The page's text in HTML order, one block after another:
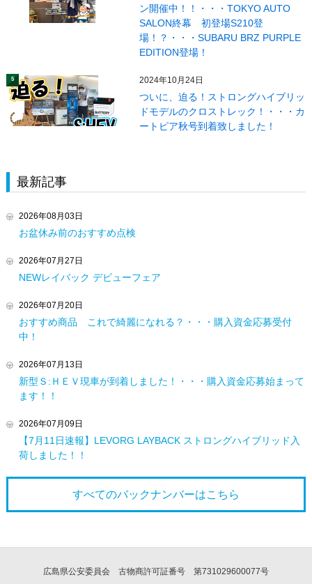
ン開催中！！・・・TOKYO AUTO
SALON終幕 初登場S210登
場！？・・・SUBARU BRZ PURPLE
EDITION登場！
5 2024年10月24日
ついに、迫る！ストロングハイブリッ
ドモデルのクロストレック！・・・カ
ートピア秋号到着致しました！
最新記事
2026年08月03日
お盆休み前のおすすめ点検
2026年07月27日
NEWレイバック デビューフェア
2026年07月20日
おすすめ商品 これで綺麗になれる？・・・購入資金応募受付
中！
2026年07月13日
新型Ｓ:ＨＥＶ現車が到着しました！・・・購入資金応募始まって
ます！！
2026年07月09日
【7月11日速報】LEVORG LAYBACK ストロングハイブリッド入
荷しました！！
すべてのバックナンバーはこちら
広島県公安委員会 古物商許可証番号 第731029600077号